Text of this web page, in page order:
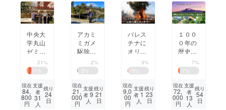
中央大
学丸山
ゼミが
挑む、
木の香
りで、
浜松の
森を若
い世代
21%
21
現在
84,
800
円
支援
者
31
人
残り
24
日
アカミ
ミガメ
駆除プ
ロジェ
クト：
松江城
の保護
と在来
種復活
2%
2
現在
21,
000
円
支援
者9
人
残り
21
日
パレス
チナに
オリー
ブの木
を植
え、伝
統石鹸
文化を
次の世
3%
3
現在
9,0
00
円
支援
者1
人
残り
23
日
１００
０年の
歴史が
物語る
伊吹山
の香り
高いよ
もぎを
全国に
7%
7
現在
72,
000
円
支援
者
13
人
残り
54
日